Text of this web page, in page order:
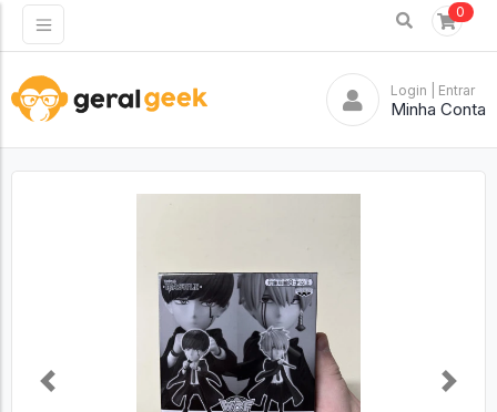
0
Login | Entrar
Minha Conta
Previous Next